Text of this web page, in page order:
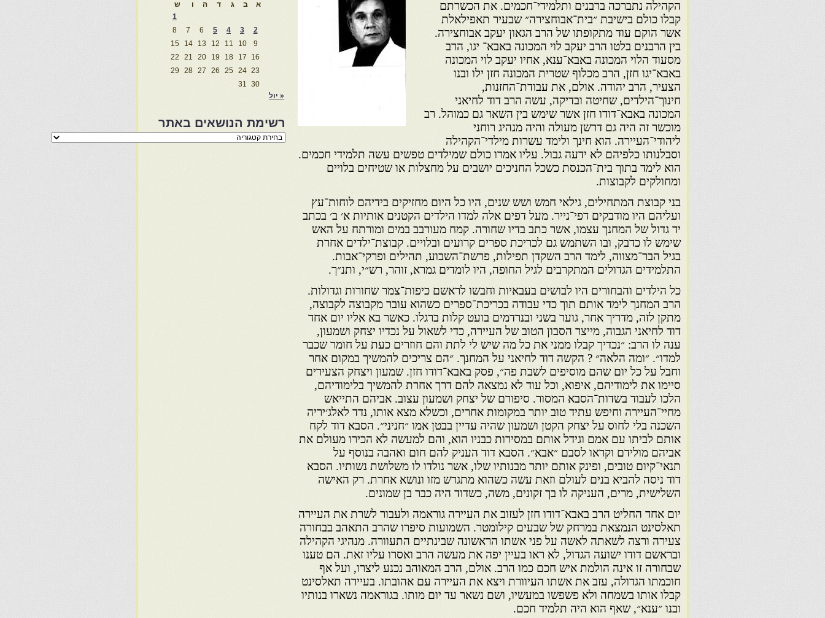
הקהילה נתברכה ברבנים ותלמידי־חכמים. את הכשרתם
קבלו כולם בישיבת ״בית־אבוחצירה״ שבעיר תאפילאלת
אשר הוקם עוד מתקופתו של הרב הגאון יעקב אבוחצירה.
בין הרבנים בלטו הרב יעקב לוי המכונה באבא־ יגו, הרב
מסעוד הלוי המכונה באבא־ענא, אחיו יעקב לוי המכונה
באבא־יגו חזן, הרב מכלוף שטרית המכונה חזן ילו ובנו
הצעיר, הרב יהודה. אולם, את עבודת־החזנות,
חינוך־הילדים, שחיטה ובדיקה, עשה הרב דוד לחיאני
המכונה באבא־דודו חזן אשר שימש בין השאר גם כמוהל. רב
מוכשר זה היה גם דרשן מעולה והיה מנהיג רוחני
ליהודי־העיירה. הוא חינך ולימד עשרות מילדי־הקהילה
וסבלנותו כלפיהם לא ידעה גבול. עליו אמרו כולם שמילדים טפשים עשה תלמידי חכמים.
הוא לימד בתוך בית־הכנסת כשכל החניכים יושבים על מחצלות או שטיחים בלויים
ומחולקים לקבוצות.
בני קבוצת המתחילים, גילאי חמש ושש שנים, היו כל היום מחזיקים בידיהם לוחות־עץ
ועליהם היו מודבקים דפי־נייר. מעל דפים אלה למדו הילדים הקטנים אותיות א׳ ב׳ בכתב
יד גדול של המחנך עצמו, אשר כתב בדיו שחורה. קמח מעורבב במים ומורתח על האש
שימש לו כדבק, ובו השתמש גם לכריכת ספרים קרועים ובלויים. קבוצת־ילדים אחרת
בגיל הבר־מצווה, לימד הרב השקדן תפילות, פרשת־השבוע, תהילים ופרקי־אבות.
התלמידים הגדולים המתקרבים לגיל החופה, היו לומדים גמרא, זוהר, רש״י, ותנ״ך.
כל הילדים והבחורים היו לבושים בעבאיות וחבשו לראשם כיפות־צמר שחורות וגדולות.
הרב המחנך לימד אותם תוך כדי עבודה בכריכת־ספרים כשהוא עובר מקבוצה לקבוצה,
מתקן לזה, מדריך אחר, גוער בשני ובנרדמים בועט קלות ברגלו. כאשר בא אליו יום אחד
דוד לחיאני הגבוה, מייצר הסבון הטוב של העיירה, כדי לשאול על נכדיו יצחק ושמעון,
ענה לו הרב: ״נכדיך קבלו ממני את כל מה שיש לי לתת והם חוזרים כעת על חומר שכבר
למדו״. ״ומה הלאה״ ? הקשה דוד לחיאני על המחנך. ״הם צריכים להמשיך במקום אחר
וחבל על כל יום שהם מוסיפים לשבת פה״, פסק באבא־דודו חזן. שמעון ויצחק הצעירים
סיימו את לימודיהם, איפוא, וכל עוד לא נמצאה להם דרך אחרת להמשיך בלימודיהם,
הלכו לעבוד בשדות־הסבא המסור. סיפורם של יצחק ושמעון עצוב. אביהם התייאש
מחיי־העיירה וחיפש עתיד טוב יותר במקומות אחרים, וכשלא מצא אותו, נדד לאלג׳יריה
השכנה בלי לחוס על יצחק הקטן ושמעון שהיה עדיין בבטן אמו ״חניני״. הסבא דוד לקח
אותם לביתו עם אמם וגידל אותם במסירות כבניו הוא, והם למעשה לא הכירו מעולם את
אביהם מולידם וקראו לסבם ״אבא״. הסבא דוד העניק להם חום ואהבה בנוסף על
תנאי־קיום טובים, ופינק אותם יותר מבנותיו שלו, אשר נולדו לו משלושת נשותיו. הסבא
דוד ניסה להביא בנים לעולם וזאת עשה כשהוא מתגרש מזו ונושא אחרת. רק האישה
השלישית, מרים, העניקה לו בך זקונים, משה, כשדוד היה כבר בן שמונים.
יום אחד החליט הרב באבא־דודו חזן לעזוב את העיירה גוראמה ולעבור לשרת את העיירה
תאלסינט הנמצאת במרחק של שבעים קילומטר. השמועות סיפרו שהרב התאהב בבחורה
צעירה ורצה לשאתה לאשה על פני אשתו הראשונה שבינתיים התעוורה. מנהיגי הקהילה
ובראשם דודו ישועה הגדול, לא ראו בעיין יפה את מעשה הרב ואסרו עליו זאת. הם טענו
שבחורה זו אינה הולמת איש חכם כמו הרב. אולם, הרב המאוהב נכנע ליצרו, ועל אף
חוכמתו הגדולה, עזב את אשתו העיוורת ויצא את העיירה עם אהובתו. בעיירה תאלסינט
קבלו אותו בשמחה ולא פשפשו במעשיו, ושם נשאר עד יום מותו. בגוראמה נשארו בנותיו
ובנו ״ענא״, שאף הוא היה תלמיד חכם.
א
ב ג ד ה ו
ש
1
2
3
4
5
6
7
8
9
10
11
12
13
14
15
16
17
18
19
20
21
22
23
24
25
26
27
28
29
30
31
« יול
רשימת הנושאים באתר
רשימת
הנושאים